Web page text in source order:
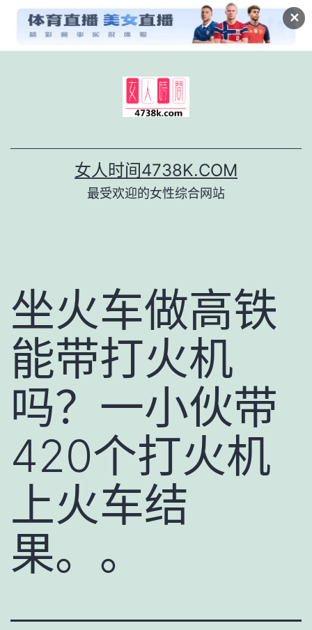
✕
女人时间4738K.COM
最受欢迎的女性综合网站
坐火车做高铁
能带打火机
吗？一小伙带
420个打火机
上火车结
果。。